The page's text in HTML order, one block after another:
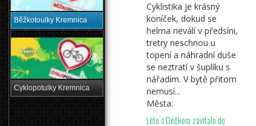
Běžkotoulky Kremnica
Cyklopotulky Kremnica
Cyklistika je krásný
koníček, dokud se
helma neválí v předsíni,
tretry neschnou u
topení a náhradní duše
se neztratí v šuplíku s
nářadím. V bytě přitom
nemusí...
Města:
Léto s Déčkem zavítalo do